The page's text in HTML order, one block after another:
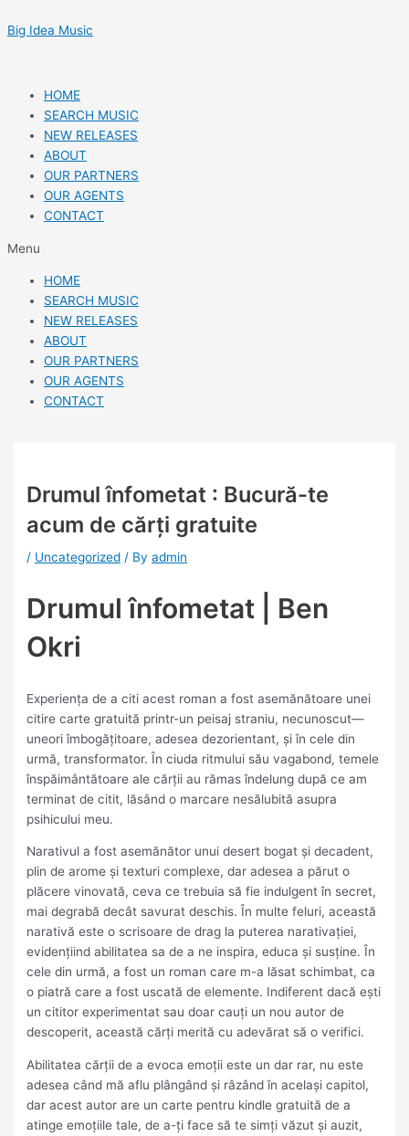
to
Big Idea Music
HOME
SEARCH MUSIC
NEW RELEASES
ABOUT
OUR PARTNERS
OUR AGENTS
CONTACT
Menu
HOME
SEARCH MUSIC
NEW RELEASES
ABOUT
OUR PARTNERS
OUR AGENTS
CONTACT
Drumul înfometat : Bucură-te
acum de cărți gratuite
/ Uncategorized / Byadmin
Drumul înfometat | Ben
Okri
Experiența de a citi acest roman a fost asemănătoare unei
citire carte gratuită printr-un peisaj straniu, necunoscut—
uneori îmbogățitoare, adesea dezorientant, și în cele din
urmă, transformator. În ciuda ritmului său vagabond, temele
înspăimântătoare ale cărții au rămas îndelung după ce am
terminat de citit, lăsând o marcare nesălubită asupra
psihicului meu.
Narativul a fost asemănător unui desert bogat și decadent,
plin de arome și texturi complexe, dar adesea a părut o
plăcere vinovată, ceva ce trebuia să fie indulgent în secret,
mai degrabă decât savurat deschis. În multe feluri, această
narativă este o scrisoare de drag la puterea narativației,
evidențiind abilitatea sa de a ne inspira, educa și susține. În
cele din urmă, a fost un roman care m-a lăsat schimbat, ca
o piatră care a fost uscată de elemente. Indiferent dacă ești
un cititor experimentat sau doar cauți un nou autor de
descoperit, această cărți merită cu adevărat să o verifici.
Abilitatea cărții de a evoca emoții este un dar rar, nu este
adesea când mă aflu plângând și râzând în același capitol,
dar acest autor are un carte pentru kindle gratuită de a
atinge emoțiile tale, de a-ți face să te simți văzut și auzit,
navigation